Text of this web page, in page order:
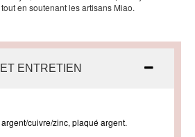
en soutenant les artisans Miao.
ENTRETIEN
cuivre/zinc, plaqué argent.